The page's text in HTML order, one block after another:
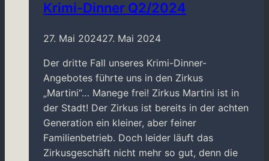
Krimi-Dinner Q2/2024
27. Mai 202427. Mai 2024
Der dritte Fall unseres Krimi-Dinner-
Angebotes führte uns in den Zirkus
„Martini“… Manege frei! Zirkus Martini ist in
der Stadt! Der Zirkus ist bereits in der achten
Generation ein kleiner, aber feiner
Familienbetrieb. Doch leider läuft das
Zirkusgeschäft nicht mehr so gut, denn die